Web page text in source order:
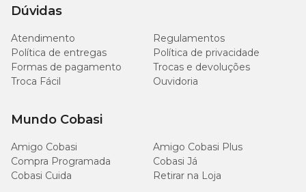
Dúvidas
Atendimento
Regulamentos
Política de entregas
Política de privacidade
Formas de pagamento
Trocas e devoluções
Troca Fácil
Ouvidoria
Mundo Cobasi
Amigo Cobasi
Amigo Cobasi Plus
Compra Programada
Cobasi Já
Cobasi Cuida
Retirar na Loja